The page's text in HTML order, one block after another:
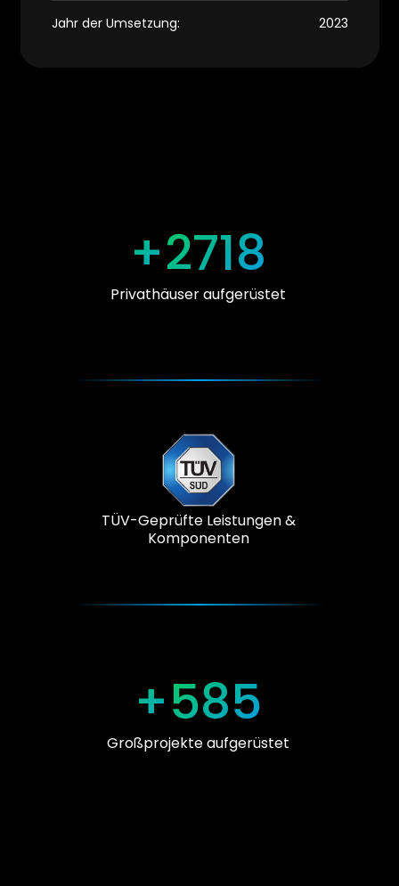
Jahr der Umsetzung: 2023
+2718
Privathäuser aufgerüstet
TÜV-Geprüfte Leistungen &
Komponenten
+585
Großprojekte aufgerüstet